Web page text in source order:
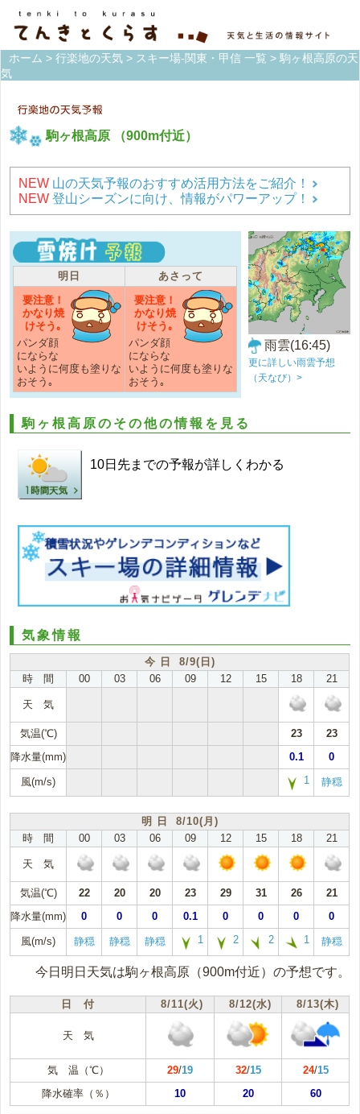
ホーム > 行楽地の天気 > スキー場-関東・甲信 一覧 > 駒ヶ根高原の天
気
駒ヶ根高原 （900m付近）
NEW 山の天気予報のおすすめ活用方法をご紹介！
NEW 登山シーズンに向け、情報がパワーアップ！
明日
あさって
要注意！
かなり焼
けそう｡
パンダ顔
にならな
いように何度も塗りな
おそう｡
要注意！
かなり焼
けそう｡
パンダ顔
にならな
いように何度も塗りな
おそう｡
雨雲(16:45)
更に詳しい雨雲予想
（天なび）>
駒ヶ根高原のその他の情報を見る
10日先までの予報が詳しくわかる
気象情報
今 日 8/9(日)
時 間
00 03 06 09 12 15 18 21
天 気
気温(℃) 23
23
降水量(mm)
0.1 0
風(m/s) 1 静穏
明 日 8/10(月)
時 間
00 03 06 09 12 15 18 21
天 気
気温(℃) 22 20 20 23 29 31 26
21
降水量(mm)
0 0 0 0.1 0 0 0 0
風(m/s) 静穏 静穏 静穏 1 2 2 1 静穏
今日明日天気は駒ヶ根高原（900m付近）の予想です。
日 付 8/11(火) 8/12(水) 8/13(木)
天 気
気 温（℃） 29/19 32/15 24/15
降水確率（％）
10 20 60